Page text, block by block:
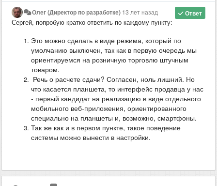
Ответ
Олег (Директор по разработке) 13 лет назад
Сергей, попробую кратко ответить по каждому пункту:
Это можно сделать в виде режима, который по
умолчанию выключен, так как в первую очередь мы
ориентируемся на розничную торговлю штучным
товаром.
Речь о расчете сдачи? Согласен, ноль лишний. Но
что касается планшета, то интерфейс продавца у нас
- первый кандидат на реализацию в виде отдельного
мобильного веб-приложения, ориентированного
специально на планшеты и, возможно, смартфоны.
Так же как и в первом пункте, такое поведение
системы можно вынести в настройки.